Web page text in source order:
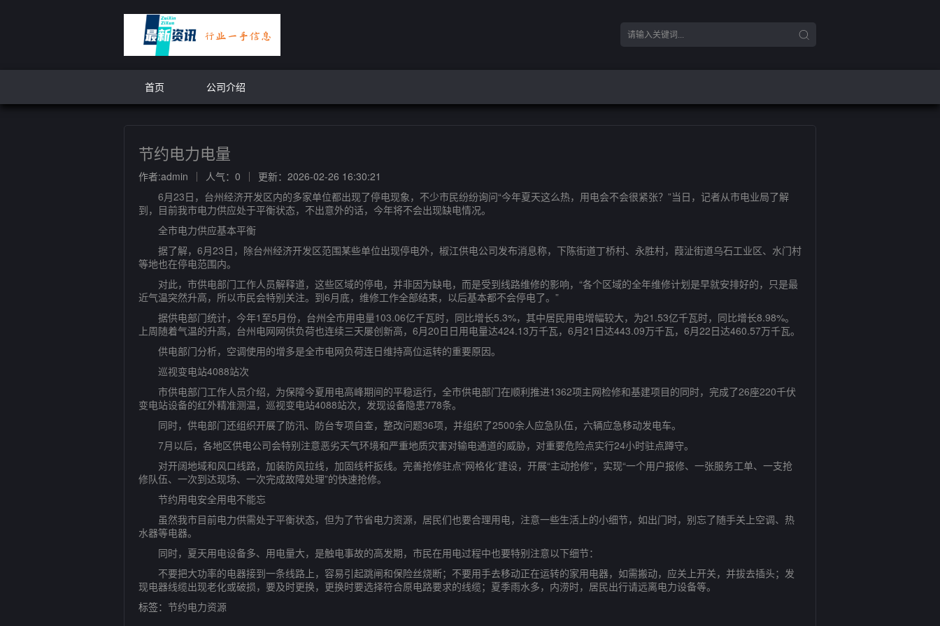
首页 公司介绍
节约电力电量
作者:admin 人气：0
更新：2026-02-26 16:30:21
6月23日，台州经济开发区内的多家单位都出现了停电现象，不少市民纷纷询问“今年夏天这么热，用电会不会很紧张？”当日，记者从市电业局了解
到，目前我市电力供应处于平衡状态，不出意外的话，今年将不会出现缺电情况。
全市电力供应基本平衡
据了解，6月23日，除台州经济开发区范围某些单位出现停电外，椒江供电公司发布消息称，下陈街道丁桥村、永胜村，葭沚街道乌石工业区、水门村
等地也在停电范围内。
对此，市供电部门工作人员解释道，这些区域的停电，并非因为缺电，而是受到线路维修的影响，“各个区域的全年维修计划是早就安排好的，只是最
近气温突然升高，所以市民会特别关注。到6月底，维修工作全部结束，以后基本都不会停电了。”
据供电部门统计，今年1至5月份，台州全市用电量103.06亿千瓦时，同比增长5.3%，其中居民用电增幅较大，为21.53亿千瓦时，同比增长8.98%。
上周随着气温的升高，台州电网网供负荷也连续三天屡创新高，6月20日日用电量达424.13万千瓦，6月21日达443.09万千瓦，6月22日达460.57万千瓦。
供电部门分析，空调使用的增多是全市电网负荷连日维持高位运转的重要原因。
巡视变电站4088站次
市供电部门工作人员介绍，为保障今夏用电高峰期间的平稳运行，全市供电部门在顺利推进1362项主网检修和基建项目的同时，完成了26座220千伏
变电站设备的红外精准测温，巡视变电站4088站次，发现设备隐患778条。
同时，供电部门还组织开展了防汛、防台专项自查，整改问题36项，并组织了2500余人应急队伍，六辆应急移动发电车。
7月以后，各地区供电公司会特别注意恶劣天气环境和严重地质灾害对输电通道的威胁，对重要危险点实行24小时驻点蹲守。
对开阔地域和风口线路，加装防风拉线，加固线杆扳线。完善抢修驻点“网格化”建设，开展“主动抢修”，实现“一个用户报修、一张服务工单、一支抢
修队伍、一次到达现场、一次完成故障处理”的快速抢修。
节约用电安全用电不能忘
虽然我市目前电力供需处于平衡状态，但为了节省电力资源，居民们也要合理用电，注意一些生活上的小细节，如出门时，别忘了随手关上空调、热
水器等电器。
同时，夏天用电设备多、用电量大，是触电事故的高发期，市民在用电过程中也要特别注意以下细节：
不要把大功率的电器接到一条线路上，容易引起跳闸和保险丝烧断；不要用手去移动正在运转的家用电器，如需搬动，应关上开关，并拔去插头；发
现电器线缆出现老化或破损，要及时更换，更换时要选择符合原电路要求的线缆；夏季雨水多，内涝时，居民出行请远离电力设备等。
标签： 节约电力资源